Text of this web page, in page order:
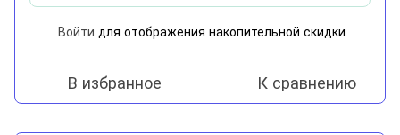
Войти для отображения накопительной скидки
В избранное К сравнению